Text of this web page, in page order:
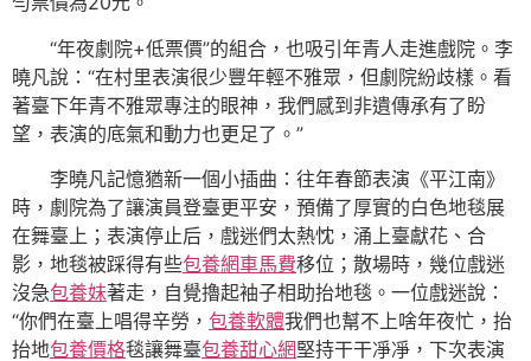
“年夜劇院+低票價”的組合，也吸引年青人走進戲院。李
曉凡說：“在村里表演很少豐年輕不雅眾，但劇院紛歧樣。看
著臺下年青不雅眾專注的眼神，我們感到非遺傳承有了盼
望，表演的底氣和動力也更足了。”
李曉凡記憶猶新一個小插曲：往年春節表演《平江南》
時，劇院為了讓演員登臺更平安，預備了厚實的白色地毯展
在舞臺上；表演停止后，戲迷們太熱忱，涌上臺獻花、合
影，地毯被踩得有些包養網車馬費移位；散場時，幾位戲迷
沒急包養妹著走，自覺擼起袖子相助抬地毯。一位戲迷說：
“你們在臺上唱得辛勞， 包養軟體我們也幫不上啥年夜忙，抬
抬地包養價格毯讓舞臺包養甜心網堅持干干凈凈，下次表演